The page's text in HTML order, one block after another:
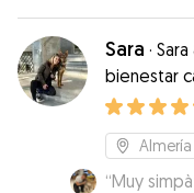
en la pata
dado su
muchos
Sara ·
bienestar
Almería
“Muy